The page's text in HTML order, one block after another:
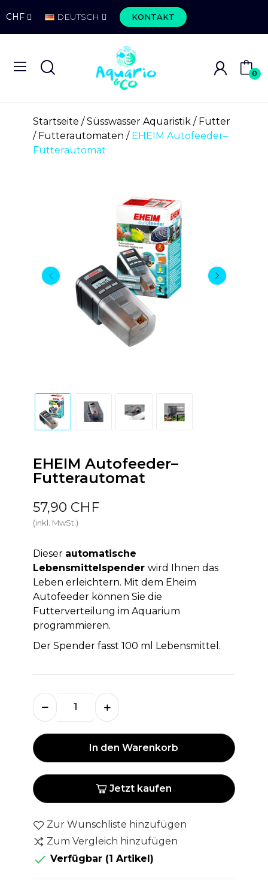
CHF DEUTSCH KONTAKT
0
Startseite Süsswasser Aquaristik
Futter
Futterautomaten
EHEIM Autofeeder–
Futterautomat
EHEIM Autofeeder–
Futterautomat
57,90 CHF
(inkl. MwSt.)
Dieser automatische
Lebensmittelspender wird Ihnen das
Leben erleichtern. Mit dem Eheim
Autofeeder können Sie die
Futterverteilung im Aquarium
programmieren.
Der Spender fasst 100 ml Lebensmittel.
In den Warenkorb
Jetzt kaufen
Zur Wunschliste hinzufügen
Zum Vergleich hinzufügen
 Verfügbar (1 Artikel)